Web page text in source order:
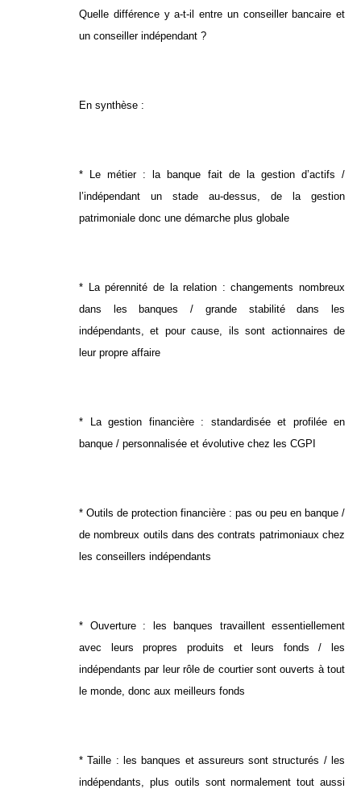
Quelle différence y a-t-il entre un conseiller bancaire et
un conseiller indépendant ?
En synthèse :
* Le métier : la banque fait de la gestion d’actifs /
l’indépendant un stade au-dessus, de la gestion
patrimoniale donc une démarche plus globale
* La pérennité de la relation : changements nombreux
dans les banques / grande stabilité dans les
indépendants, et pour cause, ils sont actionnaires de
leur propre affaire
* La gestion financière : standardisée et profilée en
banque / personnalisée et évolutive chez les CGPI
* Outils de protection financière : pas ou peu en banque /
de nombreux outils dans des contrats patrimoniaux chez
les conseillers indépendants
* Ouverture : les banques travaillent essentiellement
avec leurs propres produits et leurs fonds / les
indépendants par leur rôle de courtier sont ouverts à tout
le monde, donc aux meilleurs fonds
* Taille : les banques et assureurs sont structurés / les
indépendants, plus outils sont normalement tout aussi